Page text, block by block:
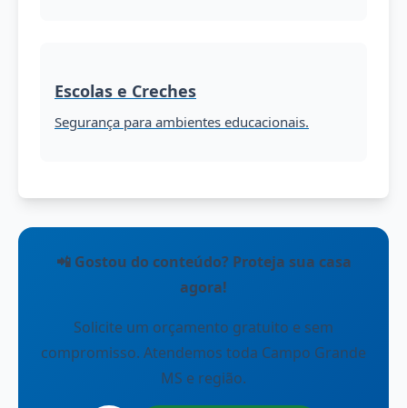
Escolas e Creches
Segurança para ambientes educacionais.
📲 Gostou do conteúdo? Proteja sua casa
agora!
Solicite um orçamento gratuito e sem
compromisso. Atendemos toda Campo Grande
MS e região.